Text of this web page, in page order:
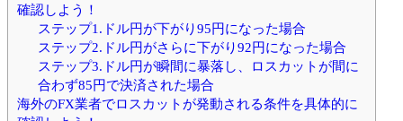
確認しよう！
ステップ1.ドル円が下がり95円になった場合
ステップ2.ドル円がさらに下がり92円になった場合
ステップ3.ドル円が瞬間に暴落し、ロスカットが間に
合わず85円で決済された場合
海外のFX業者でロスカットが発動される条件を具体的に